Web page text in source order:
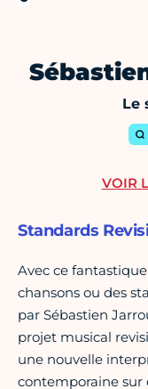
Le
Standards
Avec ce
chansons ou des
par Sébastien
projet musical
une nouvelle
contemporaine sur
VOIR